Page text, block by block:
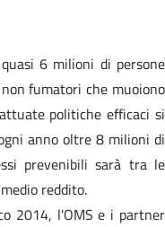
6 milioni di persone
fumatori che muoiono
politiche efficaci si
anno oltre 8 milioni di
prevenibili sarà tra le
reddito.
2014, l'OMS e i partner